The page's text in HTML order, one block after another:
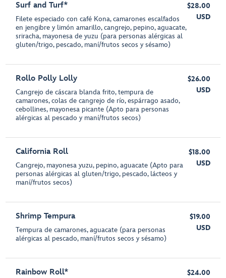
Surf and Turf*
Filete especiado con café Kona, camarones escalfados
en jengibre y limón amarillo, cangrejo, pepino, aguacate,
sriracha, mayonesa de yuzu (para personas alérgicas al
gluten/trigo, pescado, maní/frutos secos y sésamo)
$28.00
USD
Rollo Polly Lolly
Cangrejo de cáscara blanda frito, tempura de
camarones, colas de cangrejo de río, espárrago asado,
cebollines, mayonesa picante (Apto para personas
alérgicas al pescado y maní/frutos secos)
$26.00
USD
California Roll
Cangrejo, mayonesa yuzu, pepino, aguacate (Apto para
personas alérgicas al gluten/trigo, pescado, lácteos y
maní/frutos secos)
$18.00
USD
Shrimp Tempura
Tempura de camarones, aguacate (para personas
alérgicas al pescado, maní/frutos secos y sésamo)
$19.00
USD
Rainbow Roll*
$24.00